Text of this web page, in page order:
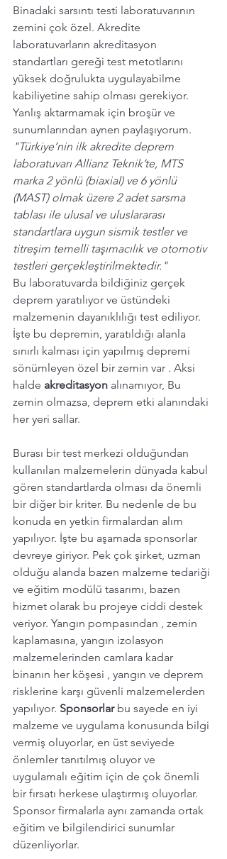
Binadaki sarsıntı testi laboratuvarının
zemini çok özel. Akredite
laboratuvarların akreditasyon
standartları gereği test metotlarını
yüksek doğrulukta uygulayabilme
kabiliyetine sahip olması gerekiyor.
Yanlış aktarmamak için broşür ve
sunumlarından aynen paylaşıyorum.
"Türkiye’nin ilk akredite deprem
laboratuvarı Allianz Teknik’te, MTS
marka 2 yönlü (biaxial) ve 6 yönlü
(MAST) olmak üzere 2 adet sarsma
tablası ile ulusal ve uluslararası
standartlara uygun sismik testler ve
titreşim temelli taşımacılık ve otomotiv
testleri gerçekleştirilmektedir."
Bu laboratuvarda bildiğiniz gerçek
deprem yaratılıyor ve üstündeki
malzemenin dayanıklılığı test ediliyor.
İşte bu depremin, yaratıldığı alanla
sınırlı kalması için yapılmış depremi
sönümleyen özel bir zemin var . Aksi
halde akreditasyon alınamıyor, Bu
zemin olmazsa, deprem etki alanındaki
her yeri sallar.
Burası bir test merkezi olduğundan
kullanılan malzemelerin dünyada kabul
gören standartlarda olması da önemli
bir diğer bir kriter. Bu nedenle de bu
konuda en yetkin firmalardan alım
yapılıyor. İşte bu aşamada sponsorlar
devreye giriyor. Pek çok şirket, uzman
olduğu alanda bazen malzeme tedariği
ve eğitim modülü tasarımı, bazen
hizmet olarak bu projeye ciddi destek
veriyor. Yangın pompasından , zemin
kaplamasına, yangın izolasyon
malzemelerinden camlara kadar
binanın her köşesi , yangın ve deprem
risklerine karşı güvenli malzemelerden
yapılıyor. Sponsorlar bu sayede en iyi
malzeme ve uygulama konusunda bilgi
vermiş oluyorlar, en üst seviyede
önlemler tanıtılmış oluyor ve
uygulamalı eğitim için de çok önemli
bir fırsatı herkese ulaştırmış oluyorlar.
Sponsor firmalarla aynı zamanda ortak
eğitim ve bilgilendirici sunumlar
düzenliyorlar.